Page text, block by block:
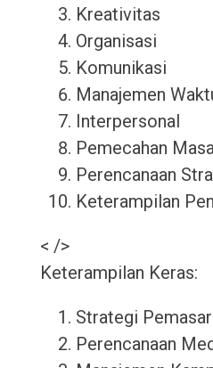
Kreativitas
Organisasi
Komunikasi
Manajemen
Interpersonal
Pemecahan
Perencanaan
Keterampilan
< />
Keterampilan Keras:
Strategi
Perencanaan